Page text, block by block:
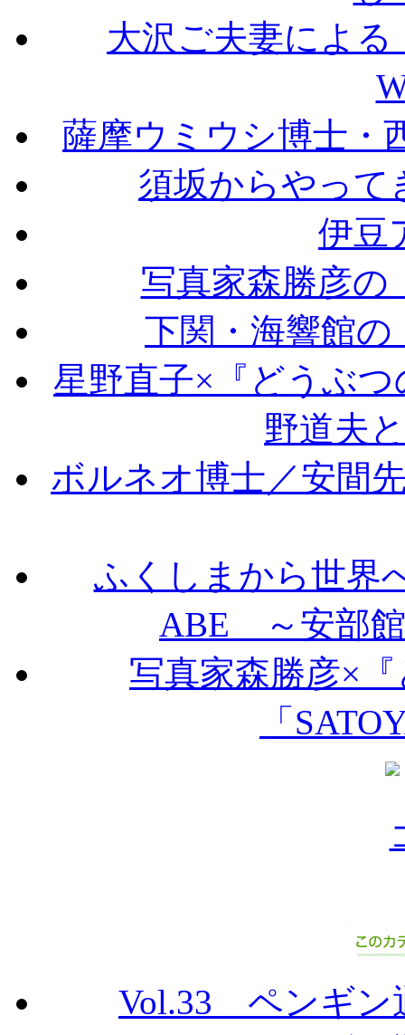
大沢ご夫妻による
薩摩ウミウシ博士・
須坂からやって
伊豆
写真家森勝彦の
下関・海響館の
星野直子×『どうぶ
野道夫
ボルネオ博士／安間
ふくしまから世界
ABE ～安部
写真家森勝彦×
「
Vol.33 ペンギン